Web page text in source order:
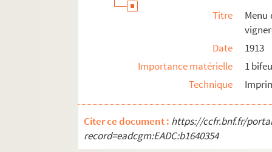
Titre
Menu
Date
1913
Importance matérielle
1
Technique
Citer ce document : https://ccfr.bnf.fr/
record=eadcgm:EADC:b1640354